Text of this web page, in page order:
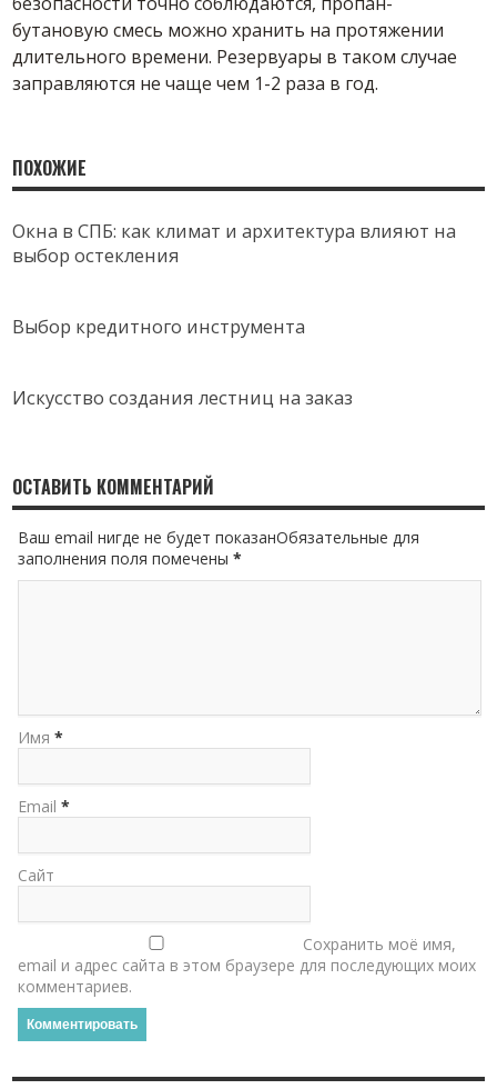
бутановую смесь можно хранить на протяжении
длительного времени. Резервуары в таком случае
заправляются не чаще чем 1-2 раза в год.
ПОХОЖИЕ
Окна в СПБ: как климат и архитектура влияют на
выбор остекления
Выбор кредитного инструмента
Искусство создания лестниц на заказ
ОСТАВИТЬ КОММЕНТАРИЙ
Ваш email нигде не будет показанОбязательные для
заполнения поля помечены*
Имя *
Email *
Сайт
Сохранить моё имя,
email и адрес сайта в этом браузере для последующих моих
комментариев.